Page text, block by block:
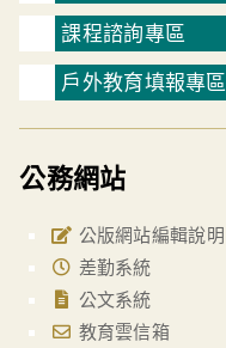
課程諮詢專區
戶外教育填報專區
公務網站
公版網站編輯說明
差勤系統
公文系統
教育雲信箱